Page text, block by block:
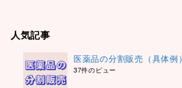
人気記事
医薬品の分割販売（具体例）
37件のビュー